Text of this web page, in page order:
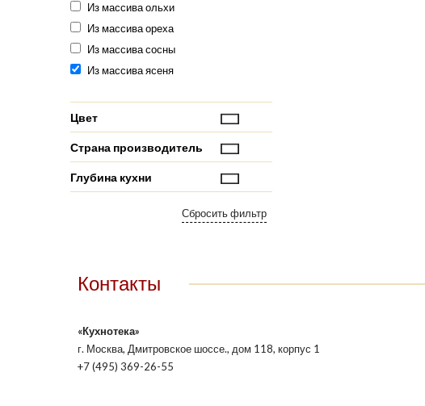
Из массива ольхи
Из массива ореха
Из массива сосны
Из массива ясеня
Цвет
Страна производитель
Глубина кухни
Контакты
«Кухнотека»
г. Москва, Дмитровское шоссе., дом 118, корпус 1
+7 (495) 369-26-55